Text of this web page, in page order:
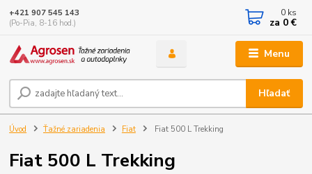
Menu
Hľadať
+421 907 545 143
(Po-Pia, 8-16 hod.)
0 ks
za 0 €
Úvod Ťažné zariadenia Fiat Fiat 500 L Trekking
Fiat 500 L Trekking